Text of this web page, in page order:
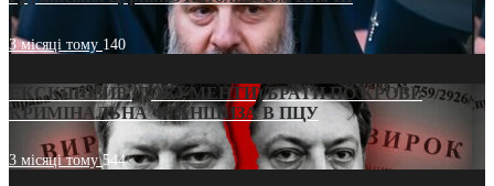
3 місяці тому 140
ЕКСКЛЮЗИВ (ДОКУМЕНТИ)/БРАТИ ПО КРОВІ:
КРИМІНАЛЬНА ФРАНШИЗА В ПЦУ
3 місяці тому544